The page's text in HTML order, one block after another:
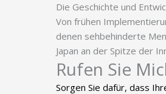
Die Geschichte und
Von frühen
denen sehbehinderte
Japan an der Spitze der
Rufen Sie
Sorgen Sie dafür, dass